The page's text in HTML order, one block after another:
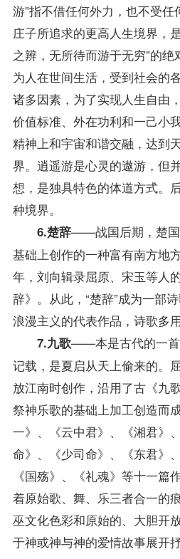
游”指不借任何外力，也不受
庄子所追求的更高人生境界，
之辨，无所待而游于无穷”的
为人在世间生活，受到社会的
诸多因素，为了实现人生自由
价值标准、外在功利和一己小
精神上和宇宙和谐交融，达到
界。逍遥游是心灵的遨游，但
想，是独具特色的体道方式。
种境界。
6.楚辞——战国后期，楚国
基础上创作的一种富有南方地
年，刘向辑录屈原、宋玉等人
辞》。从此，“楚辞”成为一部
浪漫主义的代表作品，诗歌多用
7.九歌——本是古代的一首
记载，是夏启从天上偷来的。
放江南时创作，沿用了古《九
祭神乐歌的基础上加工创造而
一》、《云中君》、《湘君》
命》、《少司命》、《东君》
《国殇》、《礼魂》等十一篇
着原始歌、舞、乐三者合一的
巫文化色彩和原始的、大胆开
于神或神与神的爱情故事展开